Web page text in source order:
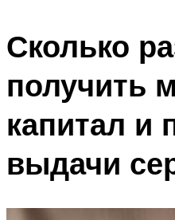
Сколько
получить
капитал и
выдачи